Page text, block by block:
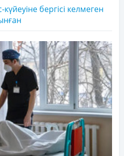
бергісі келмеген